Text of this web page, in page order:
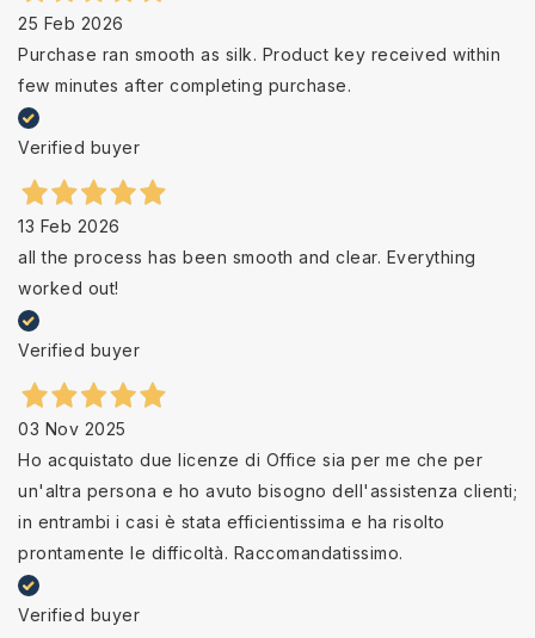
25 Feb 2026
Purchase ran smooth as silk. Product key received within
few minutes after completing purchase.
Verified buyer
13 Feb 2026
all the process has been smooth and clear. Everything
worked out!
Verified buyer
03 Nov 2025
Ho acquistato due licenze di Office sia per me che per
un'altra persona e ho avuto bisogno dell'assistenza clienti;
in entrambi i casi è stata efficientissima e ha risolto
prontamente le difficoltà. Raccomandatissimo.
Verified buyer